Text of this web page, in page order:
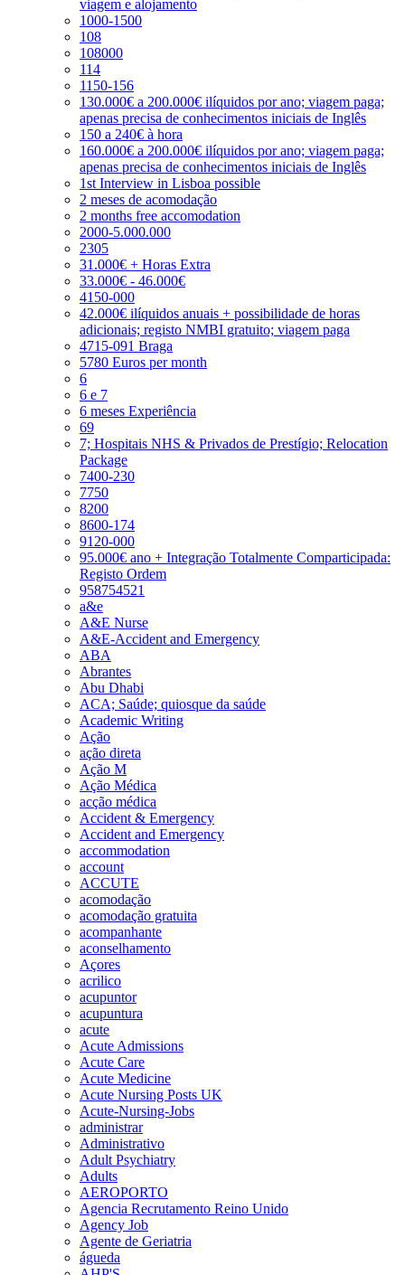
viagem e alojamento
1000-1500
108
108000
114
1150-156
130.000€ a 200.000€ ilíquidos por ano; viagem paga;
apenas precisa de conhecimentos iniciais de Inglês
150 a 240€ à hora
160.000€ a 200.000€ ilíquidos por ano; viagem paga;
apenas precisa de conhecimentos iniciais de Inglês
1st Interview in Lisboa possible
2 meses de acomodação
2 months free accomodation
2000-5.000.000
2305
31.000€ + Horas Extra
33.000€ - 46.000€
4150-000
42.000€ ilíquidos anuais + possibilidade de horas
adicionais; registo NMBI gratuito; viagem paga
4715-091 Braga
5780 Euros per month
6
6 e 7
6 meses Experiência
69
7; Hospitais NHS & Privados de Prestígio; Relocation
Package
7400-230
7750
8200
8600-174
9120-000
95.000€ ano + Integração Totalmente Comparticipada:
Registo Ordem
958754521
a&e
A&E Nurse
A&E-Accident and Emergency
ABA
Abrantes
Abu Dhabi
ACA; Saúde; quiosque da saúde
Academic Writing
Ação
ação direta
Ação M
Ação Médica
acção médica
Accident & Emergency
Accident and Emergency
accommodation
account
ACCUTE
acomodação
acomodação gratuita
acompanhante
aconselhamento
Açores
acrilico
acupuntor
acupuntura
acute
Acute Admissions
Acute Care
Acute Medicine
Acute Nursing Posts UK
Acute-Nursing-Jobs
administrar
Administrativo
Adult Psychiatry
Adults
AEROPORTO
Agencia Recrutamento Reino Unido
Agency Job
Agente de Geriatria
águeda